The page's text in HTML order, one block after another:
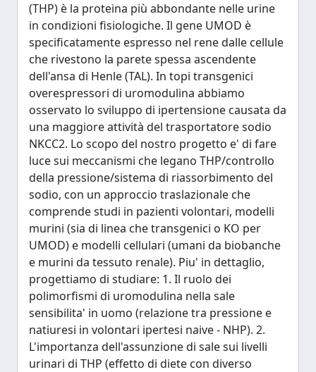
(THP) è la proteina più abbondante nelle urine
in condizioni fisiologiche. Il gene UMOD è
specificatamente espresso nel rene dalle cellule
che rivestono la parete spessa ascendente
dell'ansa di Henle (TAL). In topi transgenici
overespressori di uromodulina abbiamo
osservato lo sviluppo di ipertensione causata da
una maggiore attività del trasportatore sodio
NKCC2. Lo scopo del nostro progetto e' di fare
luce sui meccanismi che legano THP/controllo
della pressione/sistema di riassorbimento del
sodio, con un approccio traslazionale che
comprende studi in pazienti volontari, modelli
murini (sia di linea che transgenici o KO per
UMOD) e modelli cellulari (umani da biobanche
e murini da tessuto renale). Piu' in dettaglio,
progettiamo di studiare: 1. Il ruolo dei
polimorfismi di uromodulina nella sale
sensibilita' in uomo (relazione tra pressione e
natiuresi in volontari ipertesi naive - NHP). 2.
L'importanza dell'assunzione di sale sui livelli
urinari di THP (effetto di diete con diverso